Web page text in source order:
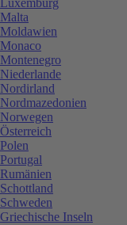
Malta
Moldawien
Monaco
Montenegro
Niederlande
Nordirland
Nordmazedonien
Norwegen
Österreich
Polen
Portugal
Rumänien
Schottland
Schweden
Griechische Inseln